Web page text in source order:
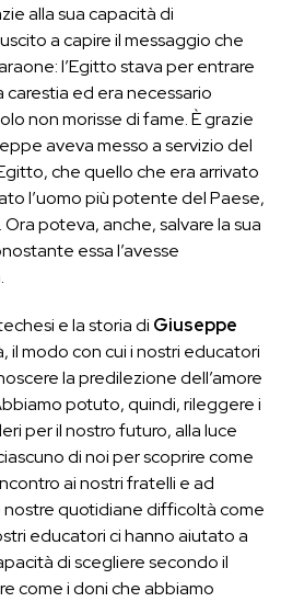
alla sua capacità di
a capire il messaggio che
l’Egitto stava per entrare
ed era necessario
non morisse di fame. È grazie
aveva messo a servizio del
che quello che era arrivato
l’uomo più potente del Paese,
poteva, anche, salvare la sua
essa l’avesse
e la storia di Giuseppe
il modo con cui i nostri educatori
la predilezione dell’amore
potuto, quindi, rileggere i
per il nostro futuro, alla luce
di noi per scoprire come
ai nostri fratelli e ad
quotidiane difficoltà come
educatori ci hanno aiutato a
di scegliere secondo il
come i doni che abbiamo